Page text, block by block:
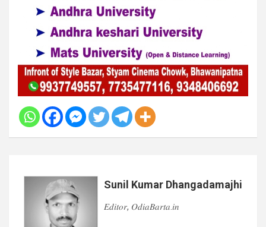
Sunil Kumar Dhangadamajhi
𝐸𝑑𝑖𝑡𝑜𝑟, 𝑂𝑑𝑖𝑎𝐵𝑎𝑟𝑡𝑎.𝑖𝑛